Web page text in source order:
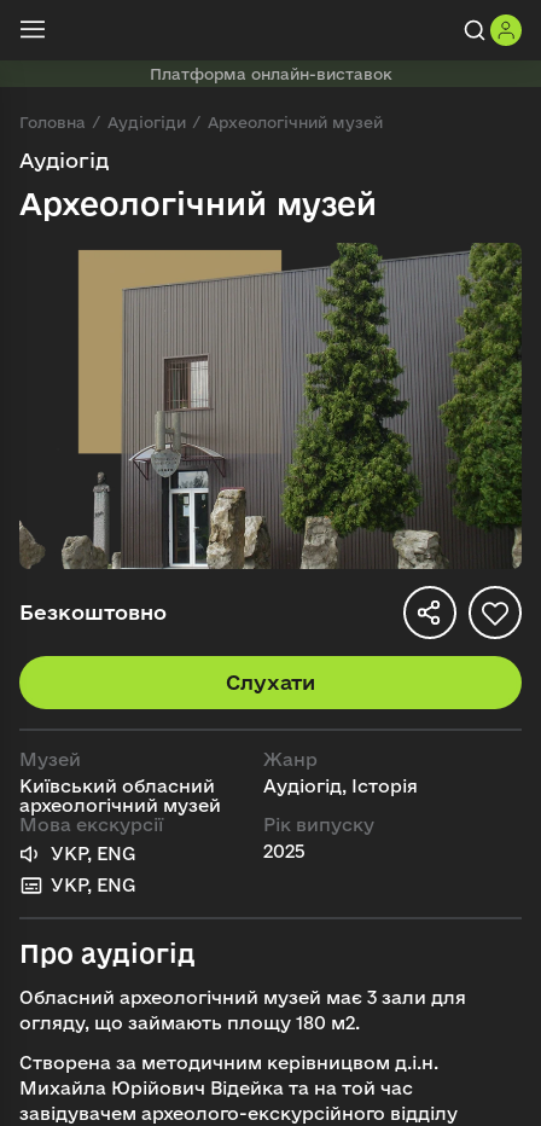
Платформа онлайн-виставок
Головна Аудіогіди Археологічний музей
Аудіогід
Археологічний музей
Безкоштовно
Слухати
Музей
Київський обласний
археологічний музей
Жанр
Аудіогід, Історія
Мова екскурсії
УКР, ENG
УКР, ENG
Рік випуску
2025
Про аудіогід
Обласний археологічний музей має 3 зали для
огляду, що займають площу 180 м2.
Створена за методичним керівницвом д.і.н.
Михайла Юрійович Відейка та на той час
завідувачем археолого-екскурсійного відділу